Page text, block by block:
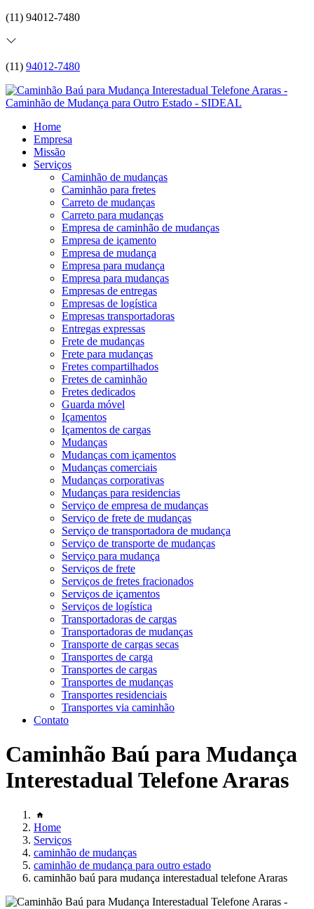
(11) 94012-7480
(11) 94012-7480
Home
Empresa
Missão
Serviços
Caminhão de mudanças
Caminhão para fretes
Carreto de mudanças
Carreto para mudanças
Empresa de caminhão de mudanças
Empresa de içamento
Empresa de mudança
Empresa para mudança
Empresa para mudanças
Empresas de entregas
Empresas de logística
Empresas transportadoras
Entregas expressas
Frete de mudanças
Frete para mudanças
Fretes compartilhados
Fretes de caminhão
Fretes dedicados
Guarda móvel
Içamentos
Içamentos de cargas
Mudanças
Mudanças com içamentos
Mudanças comerciais
Mudanças corporativas
Mudanças para residencias
Serviço de empresa de mudanças
Serviço de frete de mudanças
Serviço de transportadora de mudança
Serviço de transporte de mudanças
Serviço para mudança
Serviços de frete
Serviços de fretes fracionados
Serviços de içamentos
Serviços de logística
Transportadoras de cargas
Transportadoras de mudanças
Transporte de cargas secas
Transportes de carga
Transportes de cargas
Transportes de mudanças
Transportes residenciais
Transportes via caminhão
Contato
Caminhão Baú para Mudança
Interestadual Telefone Araras
Home
Serviços
caminhão de mudanças
caminhão de mudança para outro estado
caminhão baú para mudança interestadual telefone Araras